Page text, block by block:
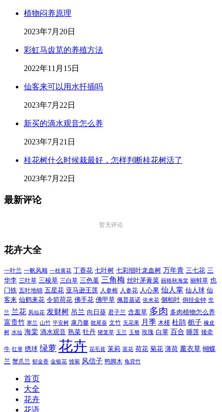
植物闷养原理
2023年7月20日
彩虹马齿苋的养殖方法
2022年11月15日
仙客来可以用水扦插吗
2023年7月22日
新买的滴水观音怎么养
2023年7月21日
桂花树什么时候栽最好，怎样判断桂花树活了
2023年7月22日
最新评论
暂无评论
花卉大全
一叶兰 一帆风顺 一枝黄花 丁香花 七叶树 七彩细叶龙血树 万年青 三七花 三
华李 三叶草 三棱草 三白草 三色堇 三角梅 丝叶茅膏菜 丽格秋海棠 丽蚌草 也
门铁 五叶地锦 五星花 亚马逊王莲 人参榕 人参花 人心果 仙人掌 仙人球 仙
客来 仙鹤来花 令箭荷花 佛手花 佛甲草 佩普基诺 依米花 侧柏叶 倒挂金钟 兜
兰 兰花 凤仙花 发财树 吊兰 向日葵 君子兰 含羞草 多肉 多肉植物怎么养
富贵竹 寒兰 山竹 平安树 康乃馨 散尾葵 文竹 无花果 月季 木槿 杜鹃 栀子 橡皮
树 水仙 海棠 滴水观音 熟菜 牡丹 猪笼草 玉兰 玉簪 玫瑰 白掌 百合 睡莲 矮牵
牛 红掌 绣球 绿萝 花卉 花毛茛 茉莉 茶花 荷花 菊花 薄荷 薰衣草 蝴蝶
兰 蟹爪兰 郁金香 金银花 雏菊 风信子 鸭脚木 龟背竹
首页
大全
花卉
花语